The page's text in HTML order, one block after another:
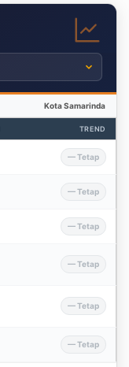
Kota Samarinda
TREND
— Tetap
— Tetap
— Tetap
— Tetap
— Tetap
— Tetap